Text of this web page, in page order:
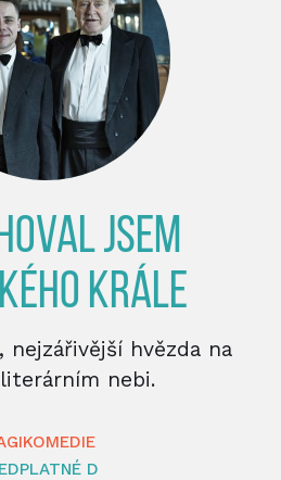
JSEM
KRÁLE
nejzářivější hvězda na
nebi.
D